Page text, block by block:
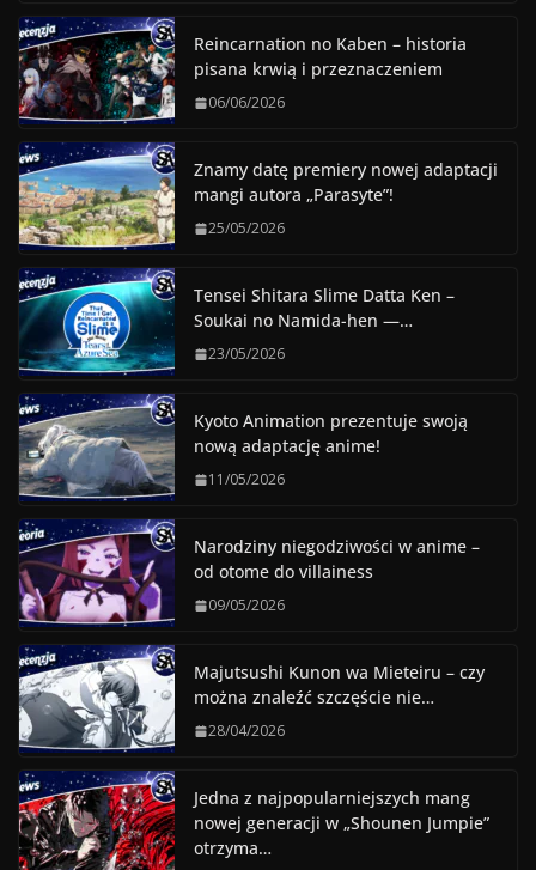
Reincarnation no Kaben – historia
pisana krwią i przeznaczeniem
06/06/2026
Znamy datę premiery nowej adaptacji
mangi autora „Parasyte”!
25/05/2026
Tensei Shitara Slime Datta Ken –
Soukai no Namida-hen —…
23/05/2026
Kyoto Animation prezentuje swoją
nową adaptację anime!
11/05/2026
Narodziny niegodziwości w anime –
od otome do villainess
09/05/2026
Majutsushi Kunon wa Mieteiru – czy
można znaleźć szczęście nie…
28/04/2026
Jedna z najpopularniejszych mang
nowej generacji w „Shounen Jumpie”
otrzyma…